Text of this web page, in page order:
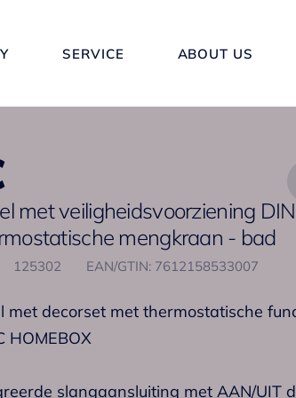
SERVICE ABOUT US
met veiligheidsvoorziening
mengkraan - bad
125302 EAN/GTIN: 7612158533007
met decorset met thermostatische
HOMEBOX
slangaansluiting met AAN/UIT